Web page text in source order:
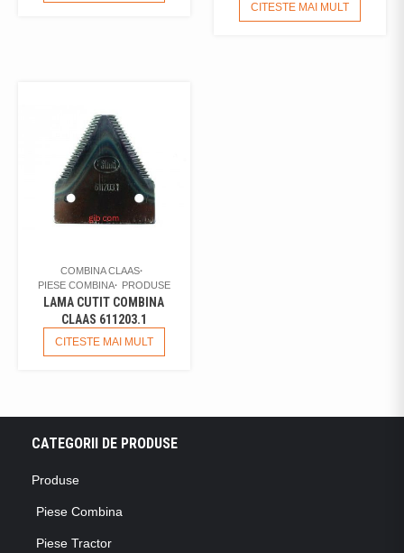
CITESTE MAI MULT
COMBINA CLAAS
PIESE COMBINA
PRODUSE
LAMA CUTIT COMBINA
CLAAS 611203.1
CITESTE MAI MULT
CATEGORII DE PRODUSE
Produse
Piese Combina
Piese Tractor